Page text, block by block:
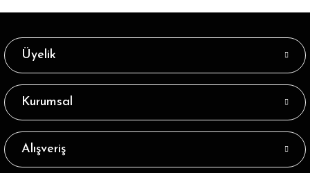
Üyelik
Kurumsal
Alışveriş